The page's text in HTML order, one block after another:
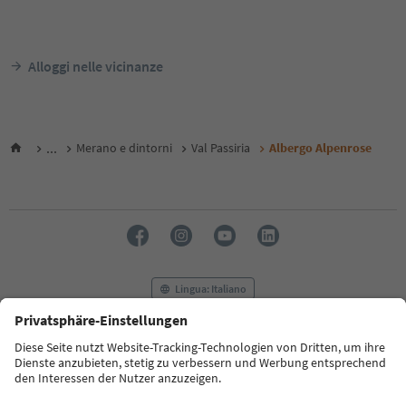
Alloggi nelle vicinanze
... Merano e dintorni Val Passiria Albergo Alpenrose
Lingua: Italiano
FAQ Contatti Press MICE
Privacy Policy
Termini e condizioni
Crediti
Cookie Policy